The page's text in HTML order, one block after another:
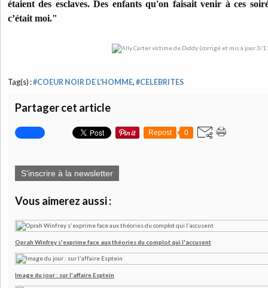
étaient des esclaves. Des enfants qu'on faisait venir à ces
c’était moi."
Tag(s) :#COEUR NOIR DE L'HOMME, #CELEBRITES
Partager cet article
Repost 0
S'inscrire à la newsletter
Vous aimerez aussi :
Oprah Winfrey s'exprime face aux théories du complot qui l'accusent
Image du jour : sur l'affaire Esptein